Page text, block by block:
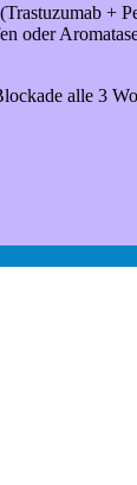
+
oder
alle 3